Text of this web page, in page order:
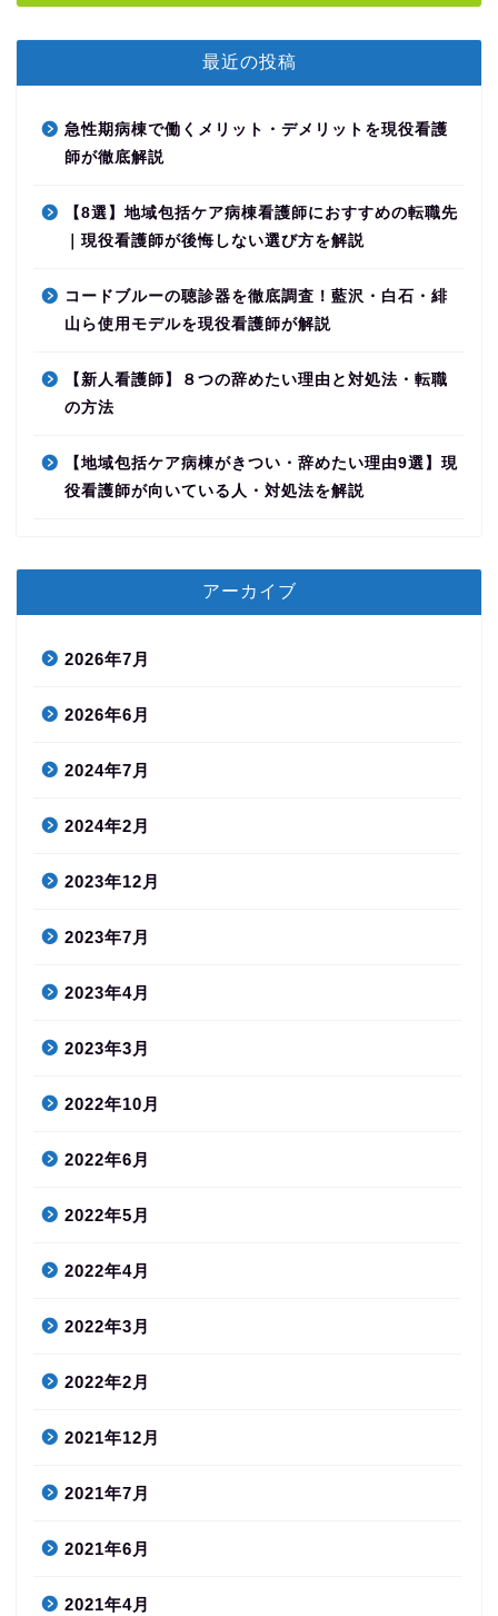
最近の投稿
急性期病棟で働くメリット・デメリットを現役看護
師が徹底解説
【8選】地域包括ケア病棟看護師におすすめの転職先
｜現役看護師が後悔しない選び方を解説
コードブルーの聴診器を徹底調査！藍沢・白石・緋
山ら使用モデルを現役看護師が解説
【新人看護師】８つの辞めたい理由と対処法・転職
の方法
【地域包括ケア病棟がきつい・辞めたい理由9選】現
役看護師が向いている人・対処法を解説
アーカイブ
2026年7月
2026年6月
2024年7月
2024年2月
2023年12月
2023年7月
2023年4月
2023年3月
2022年10月
2022年6月
2022年5月
2022年4月
2022年3月
2022年2月
2021年12月
2021年7月
2021年6月
2021年4月